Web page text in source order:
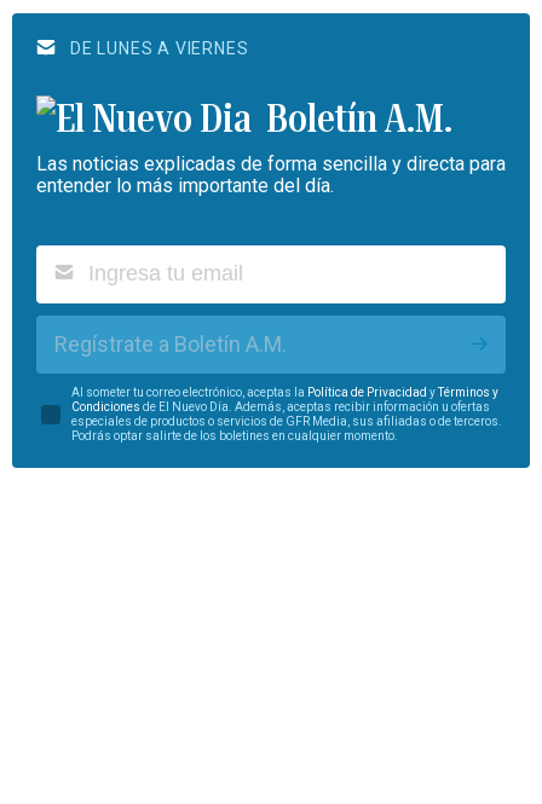
DE LUNES A VIERNES
Boletín A.M.
Las noticias explicadas de forma sencilla y directa para
entender lo más importante del día.
Regístrate a Boletín A.M.
Al someter tu correo electrónico, aceptas la Política de Privacidad yTérminos y
Condiciones de El Nuevo Día. Además, aceptas recibir información u ofertas
especiales de productos o servicios de GFR Media, sus afiliadas o de terceros.
Podrás optar salirte de los boletines en cualquier momento.